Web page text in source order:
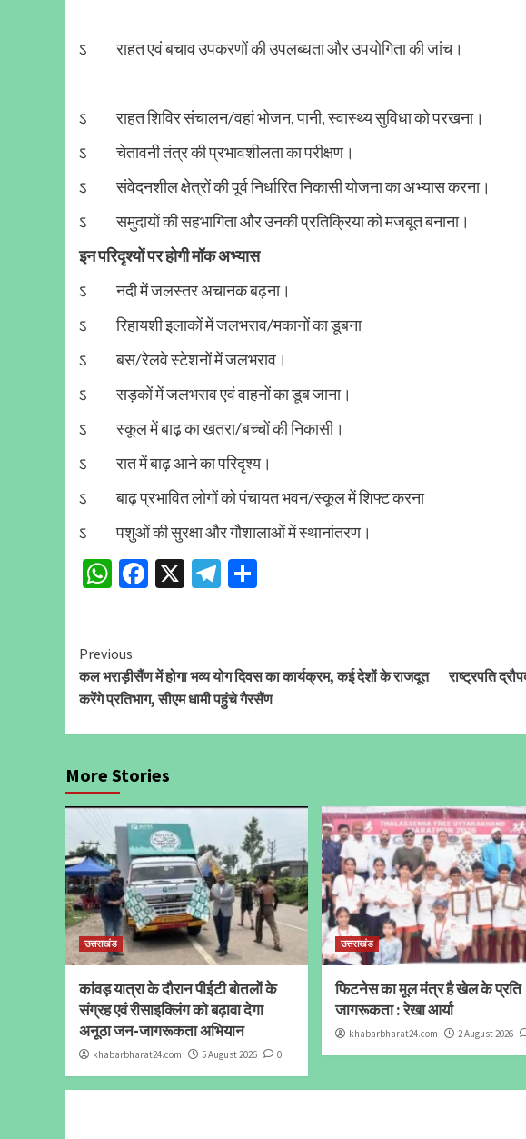
ऽ राहत एवं बचाव उपकरणों की उपलब्धता और उपयोगिता की जांच।
ऽ राहत शिविर संचालन/वहां भोजन, पानी, स्वास्थ्य सुविधा को परखना।
ऽ चेतावनी तंत्र की प्रभावशीलता का परीक्षण।
ऽ संवेदनशील क्षेत्रों की पूर्व निर्धारित निकासी योजना का अभ्यास करना।
ऽ समुदायों की सहभागिता और उनकी प्रतिक्रिया को मजबूत बनाना।
इन परिदृश्यों पर होगी मॉक अभ्यास
ऽ नदी में जलस्तर अचानक बढ़ना।
ऽ रिहायशी इलाकों में जलभराव/मकानों का डूबना
ऽ बस/रेलवे स्टेशनों में जलभराव।
ऽ सड़कों में जलभराव एवं वाहनों का डूब जाना।
ऽ स्कूल में बाढ़ का खतरा/बच्चों की निकासी।
ऽ रात में बाढ़ आने का परिदृश्य।
ऽ बाढ़ प्रभावित लोगों को पंचायत भवन/स्कूल में शिफ्ट करना
ऽ पशुओं की सुरक्षा और गौशालाओं में स्थानांतरण।
WhatsApp
Facebook
X Telegram
Continue
Reading
Previous
कल भराड़ीसैंण में होगा भव्य योग दिवस का कार्यक्रम, कई देशों के राजदूत
करेंगे प्रतिभाग, सीएम धामी पहुंचे गैरसैंण
राष्ट्रपति
More Stories
उत्तराखंड
कांवड़ यात्रा के दौरान पीईटी बोतलों के
संग्रह एवं रीसाइक्लिंग को बढ़ावा देगा
अनूठा जन-जागरूकता अभियान
khabarbharat24.com 5 August 2026 0
उत्तराखंड
फिटनेस का मूल मंत्र है खेल के प्रति
जागरूकता : रेखा आर्या
khabarbharat24.com 2 August 2026